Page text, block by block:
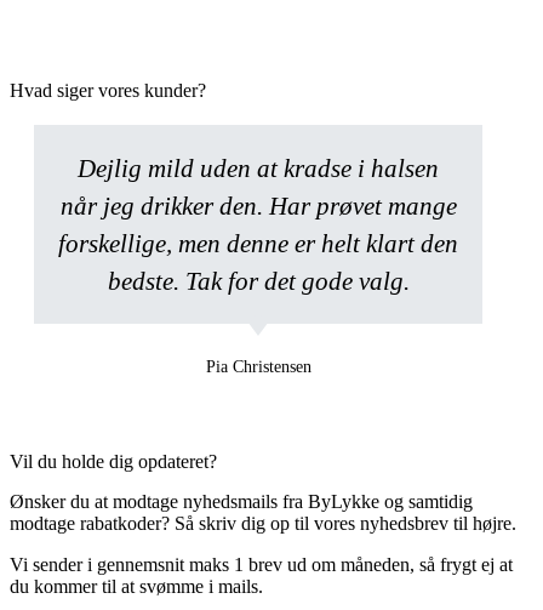
Hvad siger vores kunder?
Dejlig mild uden at kradse i halsen
når jeg drikker den. Har prøvet mange
forskellige, men denne er helt klart den
bedste. Tak for det gode valg.
Pia Christensen
Vil du holde dig opdateret?
Ønsker du at modtage nyhedsmails fra ByLykke og samtidig
modtage rabatkoder? Så skriv dig op til vores nyhedsbrev til højre.
Vi sender i gennemsnit maks 1 brev ud om måneden, så frygt ej at
du kommer til at svømme i mails.